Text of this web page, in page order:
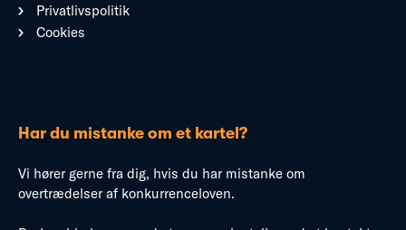
Privatlivspolitik
Cookies
Har du mistanke om et kartel?
Vi hører gerne fra dig, hvis du har mistanke om
overtrædelser af konkurrenceloven.